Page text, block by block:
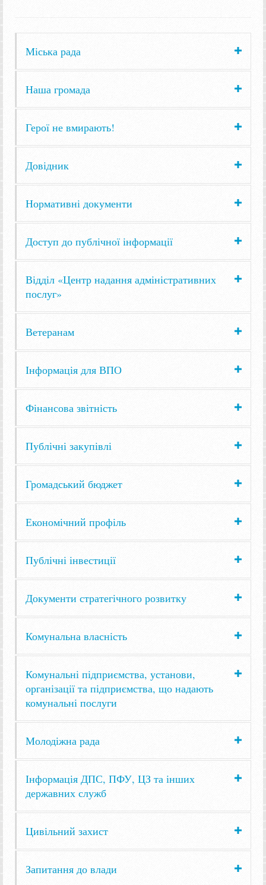
Міська рада
Наша громада
Герої не вмирають!
Довідник
Нормативні документи
Доступ до публічної інформації
Відділ «Центр надання адміністративних
послуг»
Ветеранам
Інформація для ВПО
Фінансова звітність
Публічні закупівлі
Громадський бюджет
Економічний профіль
Публічні інвестиції
Документи стратегічного розвитку
Комунальна власність
Комунальні підприємства, установи,
організації та підприємства, що надають
комунальні послуги
Молодіжна рада
Інформація ДПС, ПФУ, ЦЗ та інших
державних служб
Цивільний захист
Запитання до влади